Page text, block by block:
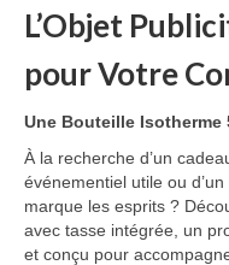
Textile
Chemise
Polo
Sweat-shirt
Tee-shirt
L’Objet
pour Votre
Une Bouteille Isotherme
À la recherche d’un
événementiel utile ou
marque les esprits ?
avec tasse intégrée, un
et conçu pour